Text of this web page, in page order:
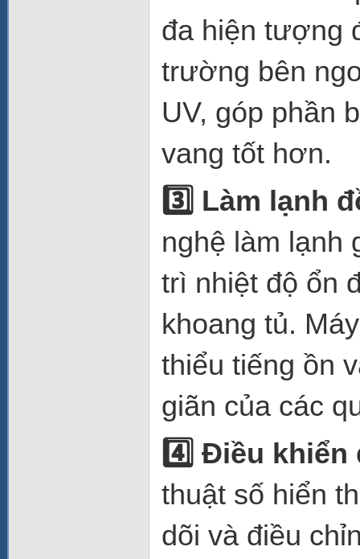
đa hiện tượng
trường bên
UV, góp phần
vang tốt hơn.
3️ Làm lạnh
nghệ làm lạnh
trì nhiệt độ ổn
khoang tủ.
thiểu tiếng ồn
giãn của các
4️ Điều khiển
thuật số hiển
dõi và điều